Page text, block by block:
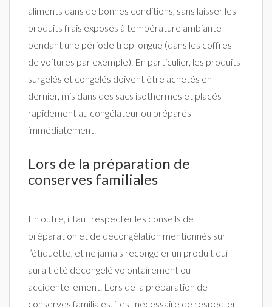
aliments dans de bonnes conditions, sans laisser les
produits frais exposés à température ambiante
pendant une période trop longue (dans les coffres
de voitures par exemple). En particulier, les produits
surgelés et congelés doivent être achetés en
dernier, mis dans des sacs isothermes et placés
rapidement au congélateur ou préparés
immédiatement.
Lors de la préparation de
conserves familiales
En outre, il faut respecter les conseils de
préparation et de décongélation mentionnés sur
l’étiquette, et ne jamais recongeler un produit qui
aurait été décongelé volontairement ou
accidentellement. Lors de la préparation de
conserves familiales, il est nécessaire de respecter